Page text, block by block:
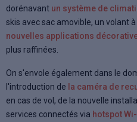
dorénavant un système de
skis avec sac amovible, un volant
nouvelles applications
plus raffinées.
On s'envole également dans le
l'introduction de la caméra de
en cas de vol, de la nouvelle
services connectés via hotspot